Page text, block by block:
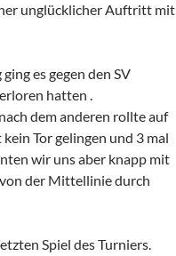
unglücklicher Auftritt mit
es gegen den SV
hatten .
dem anderen rollte auf
Tor gelingen und 3 mal
wir uns aber knapp mit
der Mittellinie durch
Spiel des Turniers.